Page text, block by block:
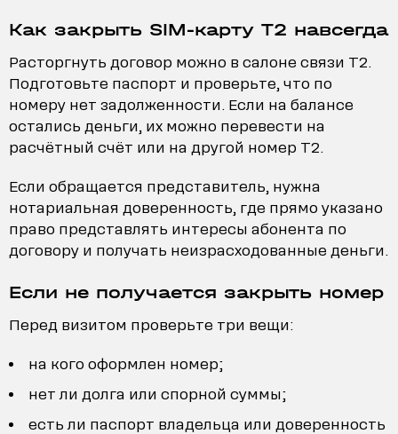
Как закрыть SIM-карту T2 навсегда
Расторгнуть договор можно в салоне связи T2.
Подготовьте паспорт и проверьте, что по
номеру нет задолженности. Если на балансе
остались деньги, их можно перевести на
расчётный счёт или на другой номер T2.
Если обращается представитель, нужна
нотариальная доверенность, где прямо указано
право представлять интересы абонента по
договору и получать неизрасходованные деньги.
Если не получается закрыть номер
Перед визитом проверьте три вещи:
на кого оформлен номер;
нет ли долга или спорной суммы;
есть ли паспорт владельца или доверенность